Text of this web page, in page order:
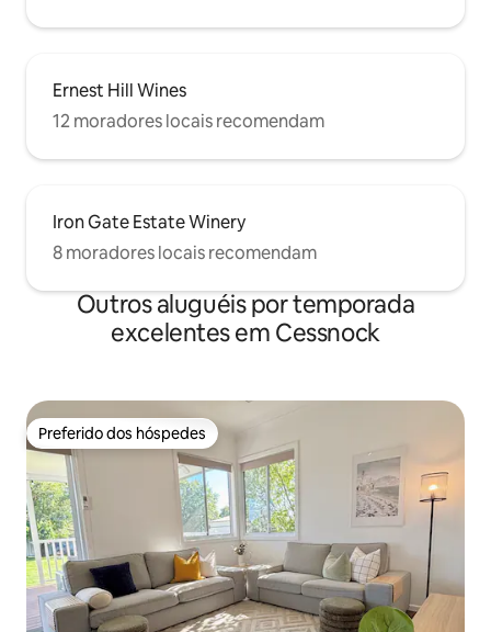
Ernest Hill Wines
12 moradores locais recomendam
Iron Gate Estate Winery
8 moradores locais recomendam
Outros aluguéis por temporada
excelentes em Cessnock
Preferido dos hóspedes
Preferido dos hóspedes